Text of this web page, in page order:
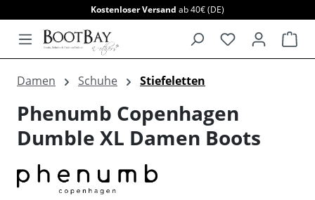
Kostenloser Versand ab 40€ (DE)
Damen Schuhe Stiefeletten
Phenumb Copenhagen
Dumble XL Damen Boots